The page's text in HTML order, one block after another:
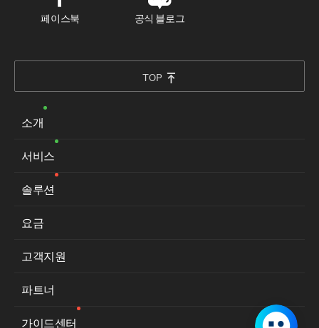
페이스북 공식 블로그
TOP
소개
서비스
솔루션
요금
고객지원
파트너
가이드센터